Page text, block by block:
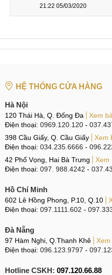
phương án thay màn hình
nhất.
thay màn hình cảm ứng
dịch vụ. Khách hàng đồng
chữa và chuyển máy tới phòng
Bước 4: Kỹ thuật viên của
công việc cần thiết như bóc
máy, loại bỏ lớp keo cũ, vệ
cầu vào thay thế.
Bước 5: Sau khi thay màn
khách nhận máy.
Bước 6: Quý khách nhận
21:22 05/03/2020
HỆ THỐNG CỬA HÀNG
Hà Nội
120 Thái Hà, Q. Đống Đa
Xem
Điện thoại: 0969.120.120 -
398 Cầu Giấy, Q. Cầu Giấy
Xem
Điện thoại: 034.235.6666 -
42 Phố Vọng, Hai Bà Trưng
Xem
Điện thoại: 097. 988.4242 -
Hồ Chí Minh
602 Lê Hồng Phong, P.10, Q.10
Điện thoại: 097.1111.602 -
Đà Nẵng
97 Hàm Nghi, Q.Thanh Khê
Điện thoại: 096.123.9797 -
Hotline CSKH: 097.120.66.88